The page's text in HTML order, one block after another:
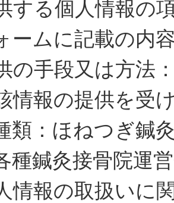
する個人情報の
ームに記載の内
の手段又は方法
情報の提供を受
類：ほねつぎ鍼
種鍼灸接骨院運
情報の取扱いに